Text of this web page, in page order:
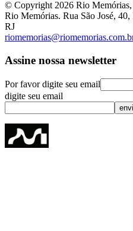
© Copyright 2026 Rio Memórias,
Rio Memórias. Rua São José,
RJ
Assine nossa newsletter
Por favor digite seu email
digite seu email